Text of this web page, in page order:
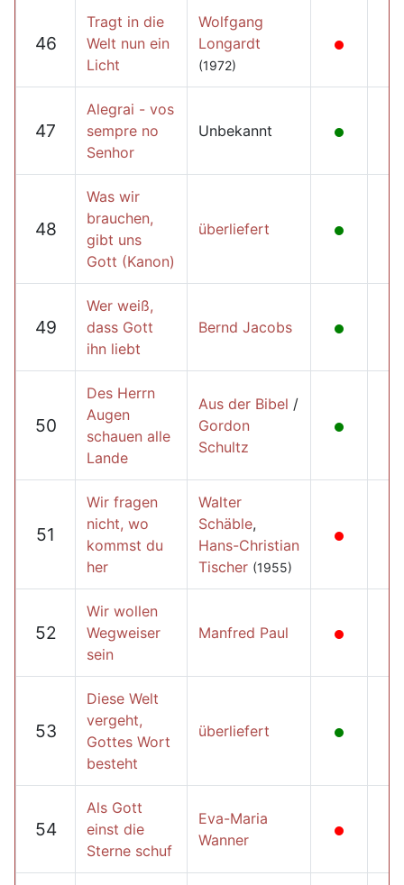
46
Tragt in die
Welt nun ein
Licht
Wolfgang
Longardt
(1972)
47
Alegrai - vos
sempre no
Senhor
Unbekannt
48
Was wir
brauchen,
gibt uns
Gott (Kanon)
überliefert
49
Wer weiß,
dass Gott
ihn liebt
Bernd Jacobs
50
Des Herrn
Augen
schauen alle
Lande
Aus der Bibel /
Gordon
Schultz
51
Wir fragen
nicht, wo
kommst du
her
Walter
Schäble,
Hans-Christian
Tischer (1955)
52
Wir wollen
Wegweiser
sein
Manfred Paul
53
Diese Welt
vergeht,
Gottes Wort
besteht
überliefert
54
Als Gott
einst die
Sterne schuf
Eva-Maria
Wanner